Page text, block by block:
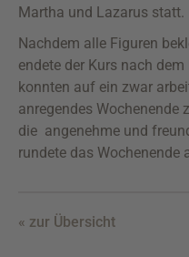
Martha und Lazarus statt.
Nachdem alle Figuren
endete der Kurs nach
konnten auf ein zwar
anregendes Wochenende
die angenehme und
rundete das Wochenende
« zur Übersicht